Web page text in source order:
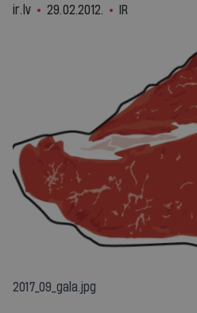
ir.lv 29.02.2012. IR
2017_09_gala.jpg